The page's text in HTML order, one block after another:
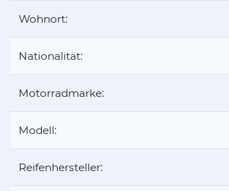
Wohnort:
Nationalität:
Motorradmarke:
Modell:
Reifenhersteller: